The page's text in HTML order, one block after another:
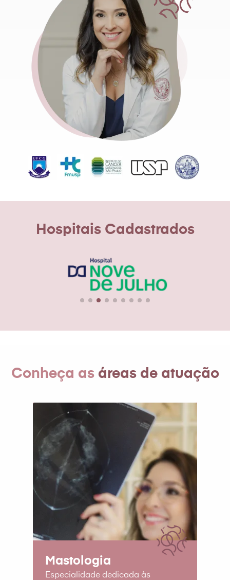
Hospitais Cadastrados
Conheça as áreas de atuação
Mastologia
Especialidade dedicada às